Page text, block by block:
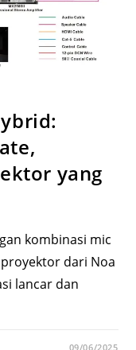
yang
kombinasi mic
dari Noa
lancar dan
09/06/2025